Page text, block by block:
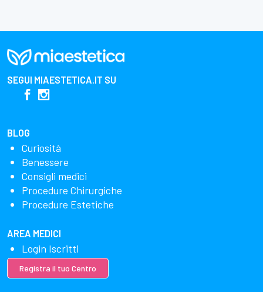
SEGUI MIAESTETICA.IT SU
BLOG
Curiosità
Benessere
Consigli medici
Procedure Chirurgiche
Procedure Estetiche
AREA MEDICI
Login Iscritti
Registra il tuo Centro